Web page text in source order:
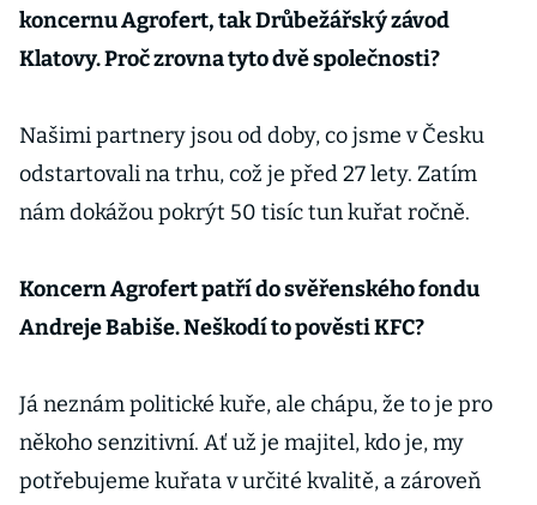
koncernu Agrofert, tak Drůbežářský závod
Klatovy. Proč zrovna tyto dvě společnosti?
Našimi partnery jsou od doby, co jsme v Česku
odstartovali na trhu, což je před 27 lety. Zatím
nám dokážou pokrýt 50 tisíc tun kuřat ročně.
Koncern Agrofert patří do svěřenského fondu
Andreje Babiše. Neškodí to pověsti KFC?
Já neznám politické kuře, ale chápu, že to je pro
někoho senzitivní. Ať už je majitel, kdo je, my
potřebujeme kuřata v určité kvalitě, a zároveň